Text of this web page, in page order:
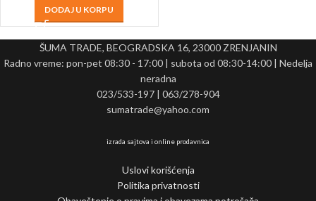
DODAJ U KORPU
ŠUMA TRADE, BEOGRADSKA 16, 23000 ZRENJANIN
Radno vreme: pon-pet 08:30 - 17:00 | subota od 08:30-14:00 | Nedelja
neradna
023/533-197 | 063/278-904
sumatrade@yahoo.com
izrada sajtova i online prodavnica
Uslovi korišćenja
Politika privatnosti